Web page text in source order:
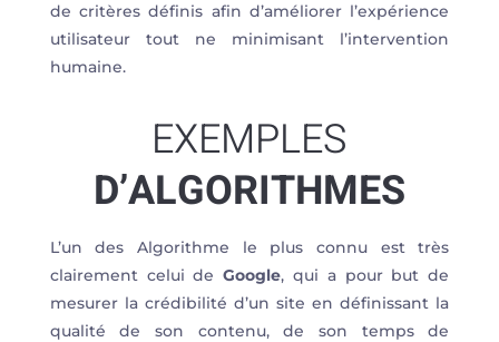
de critères définis afin d’améliorer l’expérience
utilisateur tout ne minimisant l’intervention
humaine.
EXEMPLES
D’ALGORITHMES
L’un des Algorithme le plus connu est très
clairement celui deGoogle, qui a pour but de
mesurer la crédibilité d’un site en définissant la
qualité de son contenu, de son temps de